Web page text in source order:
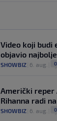
Video koji budi
objavio
SHOWBIZ 6. aug. 0
Američki reper
Rihanna radi
SHOWBIZ 6. aug. 0